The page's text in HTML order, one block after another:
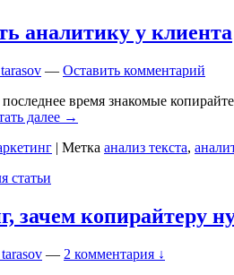
аналитику у клиента
— Оставить комментарий
время знакомые
далее →
| Метка анализ текста,
зачем копирайтеру
— 2 комментария ↓